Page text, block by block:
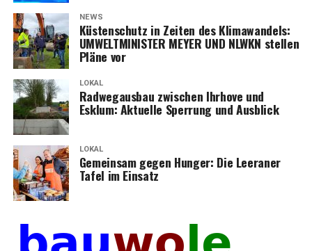
NEWS
Küs­ten­schutz in Zei­ten des Kli­ma­wan­dels:
UMWELTMINISTER MEYER UND NLWKN stel­len
Plä­ne vor
LOKAL
Rad­weg­aus­bau zwi­schen Ihr­ho­ve und
Esklum: Aktu­el­le Sper­rung und Ausblick
LOKAL
Gemein­sam gegen Hun­ger: Die Leera­ner
Tafel im Einsatz